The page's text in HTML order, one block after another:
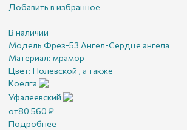
Добавить в избранное
В наличии
Модель Фрез-53 Ангел-Сердце ангела
Материал: мрамор
Цвет: Полевской , а также
Коелга
Уфалеевский
от80 560 ₽
Подробнее